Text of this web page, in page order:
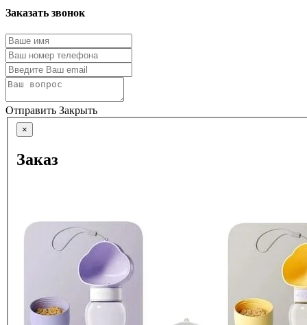
Заказать звонок
Отправить Закрыть
×
Заказ